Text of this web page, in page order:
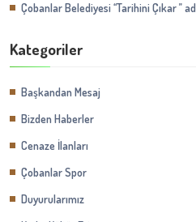
Çobanlar Belediyesi ‘‘Tarihini Çıkar ’’
Kategoriler
Başkandan Mesaj
Bizden Haberler
Cenaze İlanları
Çobanlar Spor
Duyurularımız